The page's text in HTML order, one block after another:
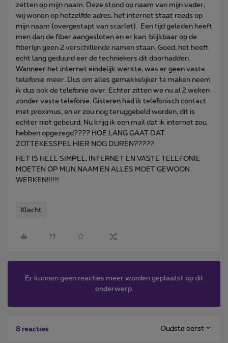
zetten op mijn naam. Deze stond op naam van mijn vader,
wij wonen op hetzelfde adres, het internet staat reeds op
mijn naam (overgestapt van scarlet). Een tijd geleden heeft
men dan de fiber aangesloten en er kan blijkbaar op de
fiberlijn geen 2 verschillende namen staan. Goed, het heeft
echt lang geduurd eer de techniekers dit doorhadden.
Wanneer het internet eindelijk werkte, was er geen vaste
telefonie meer. Dus om alles gemakkelijker te maken neem
ik dus ook de telefonie over. Echter zitten we nu al 2 weken
zonder vaste telefonie. Gisteren had ik telefonisch contact
met proximus, en er zou nog teruggebeld worden, dit is
echter niet gebeurd. Nu krijg ik een mail dat ik internet zou
hebben opgezegd???? HOE LANG GAAT DAT
ZOTTEKESSPEL HIER NOG DUREN?????
HET IS HEEL SIMPEL, INTERNET EN VASTE TELEFONIE
MOETEN OP MIJN NAAM EN ALLES MOET GEWOON
WERKEN!!!!!!
Klacht
Er kunnen geen reacties meer worden geplaatst op dit
onderwerp.
8 reacties Oudste eerst